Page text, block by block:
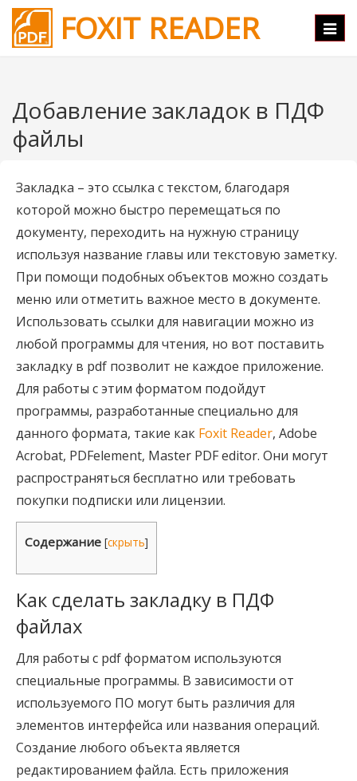
FOXIT READER
Добавление закладок в ПДФ
файлы
Закладка – это ссылка с текстом, благодаря
которой можно быстро перемещаться по
документу, переходить на нужную страницу
используя название главы или текстовую заметку.
При помощи подобных объектов можно создать
меню или отметить важное место в документе.
Использовать ссылки для навигации можно из
любой программы для чтения, но вот поставить
закладку в pdf позволит не каждое приложение.
Для работы с этим форматом подойдут
программы, разработанные специально для
данного формата, такие как Foxit Reader, Adobe
Acrobat, PDFelement, Master PDF editor. Они могут
распространяться бесплатно или требовать
покупки подписки или лицензии.
Содержание [скрыть]
Как сделать закладку в ПДФ
файлах
Для работы с pdf форматом используются
специальные программы. В зависимости от
используемого ПО могут быть различия для
элементов интерфейса или названия операций.
Создание любого объекта является
редактированием файла. Есть приложения